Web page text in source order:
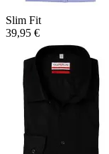
Slim Fit
39,95 €